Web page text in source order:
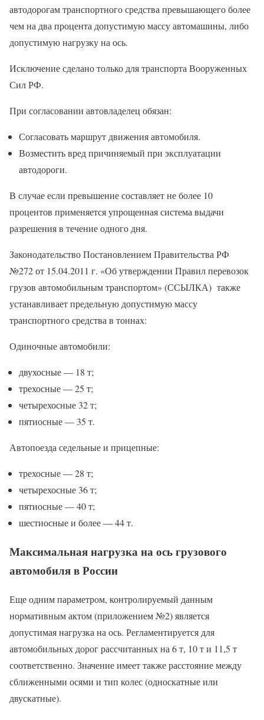
автодорогам транспортного средства превышающего более
чем на два процента допустимую массу автомашины, либо
допустимую нагрузку на ось.
Исключение сделано только для транспорта Вооруженных
Сил РФ.
При согласовании автовладелец обязан:
Согласовать маршрут движения автомобиля.
Возместить вред причиняемый при эксплуатации
автодороги.
В случае если превышение составляет не более 10
процентов применяется упрощенная система выдачи
разрешения в течение одного дня.
Законодательство Постановлением Правительства РФ
№272 от 15.04.2011 г. «Об утверждении Правил перевозок
грузов автомобильным транспортом» (ССЫЛКА) также
устанавливает предельную допустимую массу
транспортного средства в тоннах:
Одиночные автомобили:
двухосные — 18 т;
трехосные — 25 т;
четырехосные 32 т;
пятиосные — 35 т.
Автопоезда седельные и прицепные:
трехосные — 28 т;
четырехосные 36 т;
пятиосные — 40 т;
шестиосные и более — 44 т.
Максимальная нагрузка на ось грузового
автомобиля в России
Еще одним параметром, контролируемый данным
нормативным актом (приложением №2) является
допустимая нагрузка на ось. Регламентируется для
автомобильных дорог рассчитанных на 6 т, 10 т и 11,5 т
соответственно. Значение имеет также расстояние между
сближенными осями и тип колес (односкатные или
двускатные).